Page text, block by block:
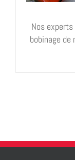
Nos
bobinage